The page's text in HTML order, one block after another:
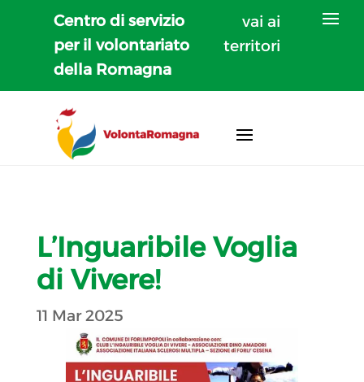
Centro di servizio
per il volontariato
della Romagna
vai ai
territori
L’Inguaribile Voglia
di Vivere!
11 Mar 2025